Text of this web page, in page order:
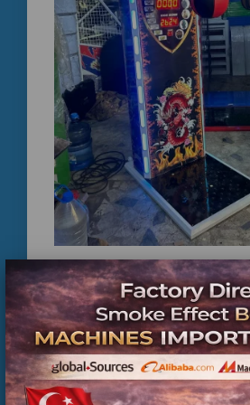
Daha düşük birim maliyet
Bölgesel distribütörlük fırsatı
Yüksek yatırım geri dönüşü
Yedek parça ve teknik destek
Boks Makinesi
Dönüşü (ROI)
Türkiye’de yoğun kullanılan
makinesi ortalama olarak:
Günlük 150 – 500 arası
Kısa sürede yatırım geri
İkinci El Boks Makineleri |
Servis